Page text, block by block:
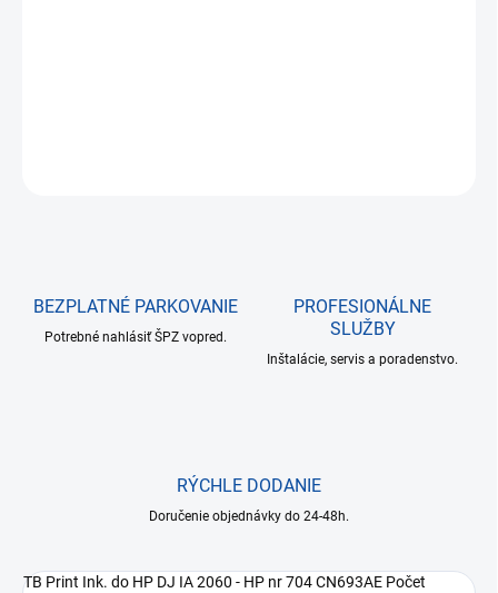
BEZPLATNÉ PARKOVANIE
Potrebné nahlásiť ŠPZ vopred.
PROFESIONÁLNE
SLUŽBY
Inštalácie, servis a poradenstvo.
RÝCHLE DODANIE
Doručenie objednávky do 24-48h.
TB Print Ink. do HP DJ IA 2060 - HP nr 704 CN693AE Počet